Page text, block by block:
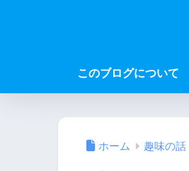
このブログについて
ホーム 趣味の話